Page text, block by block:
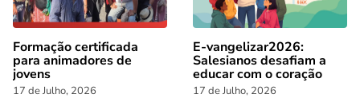
Formação certificada
para animadores de
jovens
17 de Julho, 2026
E-vangelizar2026:
Salesianos desafiam a
educar com o coração
17 de Julho, 2026